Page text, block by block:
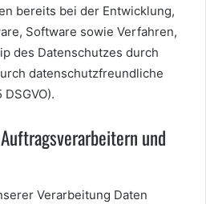
bereits bei der Entwicklung,
Software sowie Verfahren,
des Datenschutzes durch
datenschutzfreundliche
und
Verarbeitung Daten